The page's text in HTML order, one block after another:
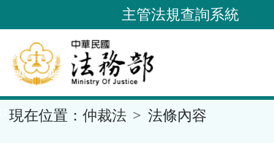
到
要
內
容
區
主管法規查詢系統
現在位置： 仲裁法 法條內容